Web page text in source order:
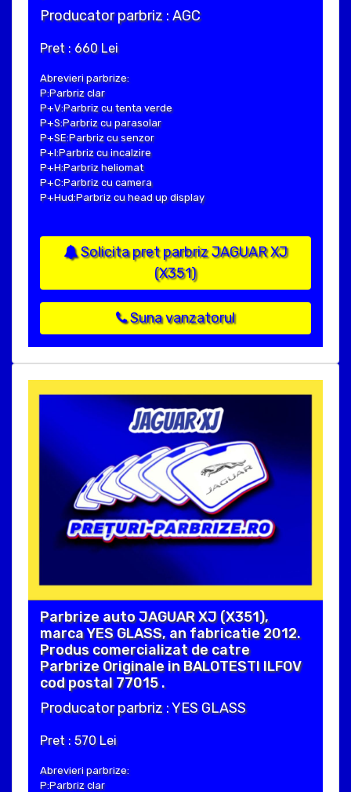
Producator parbriz : AGC
Pret : 660 Lei
Abrevieri parbrize:
P:Parbriz clar
P+V:Parbriz cu tenta verde
P+S:Parbriz cu parasolar
P+SE:Parbriz cu senzor
P+I:Parbriz cu incalzire
P+H:Parbriz heliomat
P+C:Parbriz cu camera
P+Hud:Parbriz cu head up display
Solicita pret parbriz JAGUAR XJ
(X351)
Suna vanzatorul
Parbrize auto JAGUAR XJ (X351),
marca YES GLASS, an fabricatie 2012.
Produs comercializat de catre
Parbrize Originale in BALOTESTI ILFOV
cod postal 77015 .
Producator parbriz : YES GLASS
Pret : 570 Lei
Abrevieri parbrize:
P:Parbriz clar